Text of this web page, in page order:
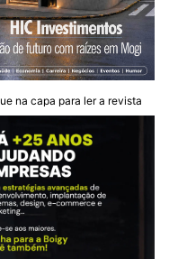
na capa para ler a revista